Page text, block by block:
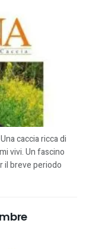
caccia ricca di
vivi. Un fascino
il breve periodo